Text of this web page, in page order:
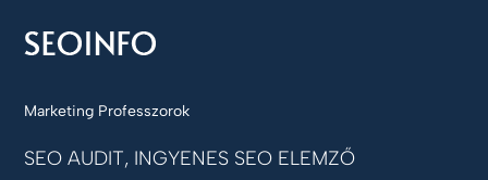
Marketing Professzorok
SEO AUDIT, INGYENES SEO ELEMZŐ